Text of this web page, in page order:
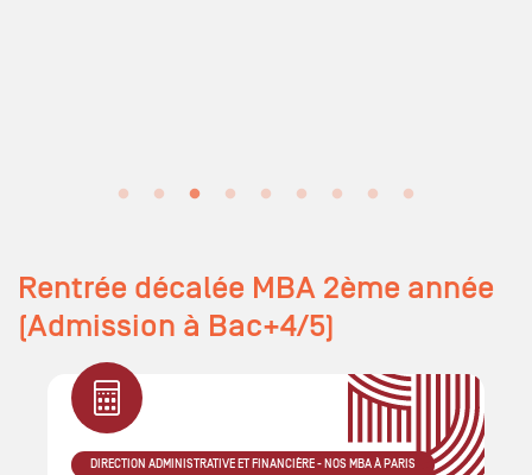
Rentrée décalée MBA 2ème année
(Admission à Bac+4/5)
DIRECTION ADMINISTRATIVE ET FINANCIÈRE - NOS MBA À PARIS